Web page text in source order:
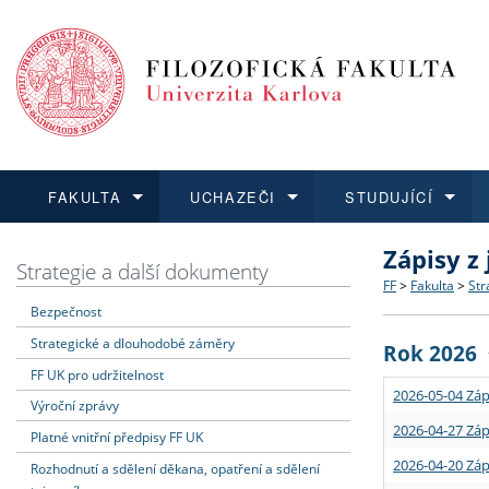
FAKULTA
Dozvědět se více
Struktura
Strategie
Podpora
UCHAZEČI
Podat přihlášku
Co
Učitelské
STUDUJÍCÍ
Dozvědět se více
Rigorózní
Dozvědět se více
O vědě a
Granty a
Dozvědět se více
Aktuální
Strategie a další dokumenty
Bezpečnost
Strategické a dlouhodobé záměry
FF UK pro udržitelnost
Výroční zprávy
Platné vnitřní předpisy FF UK
Rozhodnutí a sdělení děkana, opatření a sdělení
Zápisy
FF > Fakulta >
Rok 2026
2026-05-04
2026-04-27
2026-04-20